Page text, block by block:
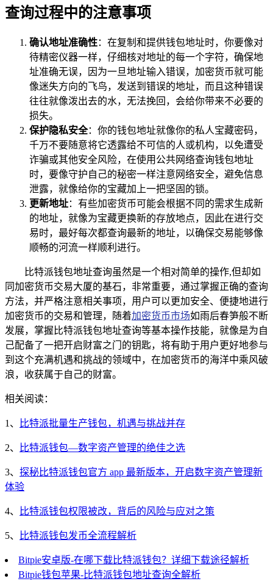
查询过程中的注意事项
确认地址准确性：在复制和提供钱包地址时，你要像对
待精密仪器一样，仔细核对地址的每一个字符，确保地
址准确无误，因为一旦地址输入错误，加密货币就可能
像迷失方向的飞鸟，发送到错误的地址，而且这种错误
往往就像泼出去的水，无法挽回，会给你带来不必要的
损失。
保护隐私安全：你的钱包地址就像你的私人宝藏密码，
千万不要随意将它透露给不可信的人或机构，以免遭受
诈骗或其他安全风险，在使用公共网络查询钱包地址
时，要像守护自己的秘密一样注意网络安全，避免信息
泄露，就像给你的宝藏加上一把坚固的锁。
更新地址：有些加密货币可能会根据不同的需求生成新
的地址，就像为宝藏更换新的存放地点，因此在进行交
易时，最好每次都查询最新的地址，以确保交易能够像
顺畅的河流一样顺利进行。
比特派钱包地址查询虽然是一个相对简单的操作,但却如
同加密货币交易大厦的基石，非常重要，通过掌握正确的查询
方法，并严格注意相关事项，用户可以更加安全、便捷地进行
加密货币的交易和管理，随着加密货币市场如雨后春笋般不断
发展，掌握比特派钱包地址查询等基本操作技能，就像是为自
己配备了一把开启财富之门的钥匙，将有助于用户更好地参与
到这个充满机遇和挑战的领域中，在加密货币的海洋中乘风破
浪，收获属于自己的财富。
相关阅读：
1、 比特派批量生产钱包，机遇与挑战并存
2、 比特派钱包—数字资产管理的绝佳之选
3、 探秘比特派钱包官方 app 最新版本，开启数字资产管理新
体验
4、 比特派钱包权限被改，背后的风险与应对之策
5、 比特派钱包发币全流程解析
Bitpie安卓版-在哪下载比特派钱包？详细下载途径解析
Bitpie钱包苹果-比特派钱包地址查询全解析